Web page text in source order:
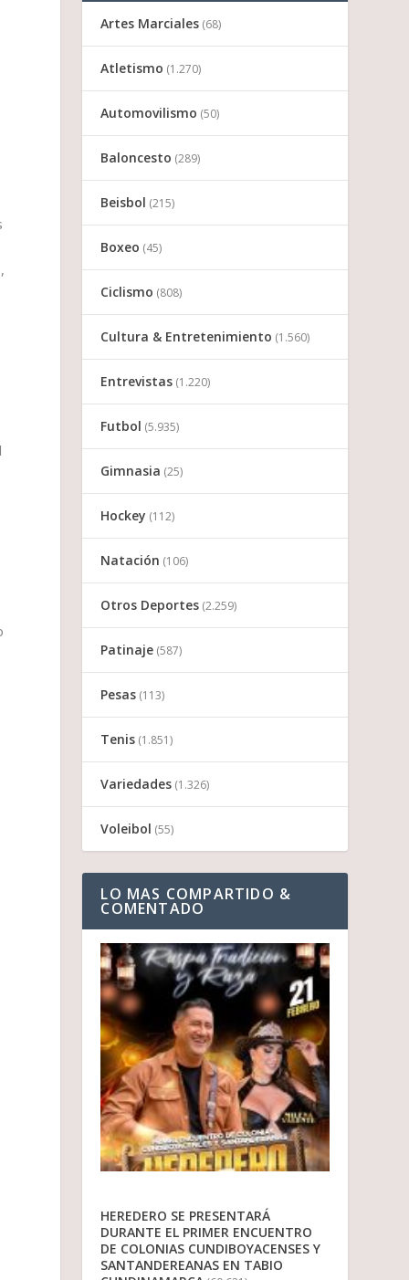
Artes Marciales (68)
Atletismo (1.270)
Automovilismo (50)
Baloncesto (289)
Beisbol (215)
Boxeo (45)
Ciclismo (808)
Cultura & Entretenimiento (1.560)
Entrevistas (1.220)
Futbol (5.935)
Gimnasia (25)
Hockey (112)
Natación (106)
Otros Deportes (2.259)
Patinaje (587)
Pesas (113)
Tenis (1.851)
Variedades (1.326)
Voleibol (55)
LO MAS COMPARTIDO &
COMENTADO
HEREDERO SE PRESENTARÁ
DURANTE EL PRIMER ENCUENTRO
DE COLONIAS CUNDIBOYACENSES Y
SANTANDEREANAS EN TABIO